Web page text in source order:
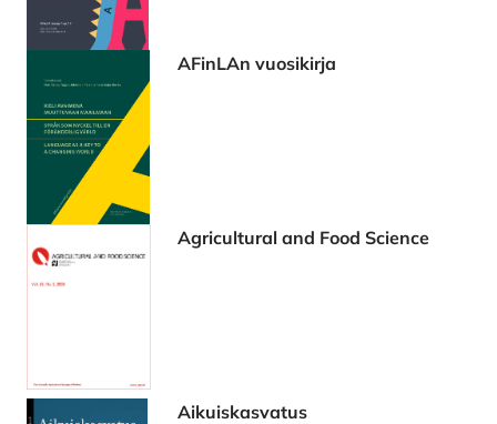
AFinLAn vuosikirja
Agricultural and Food Science
Aikuiskasvatus